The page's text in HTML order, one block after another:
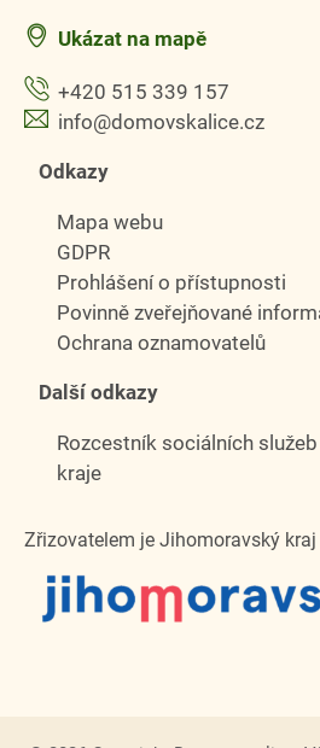
Ukázat na mapě
+420 515 339 157
info@domovskalice.cz
Odkazy
Mapa webu
GDPR
Prohlášení o přístupnosti
Povinně zveřejňované
Ochrana oznamovatelů
Další odkazy
Rozcestník sociálních
kraje
Zřizovatelem je Jihomoravský kraj